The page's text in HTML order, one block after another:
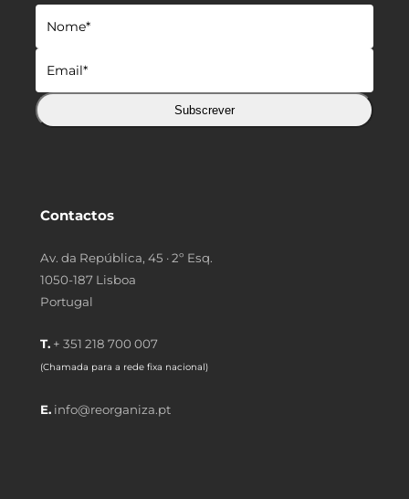
Subscrever
Contactos
Av. da República, 45 · 2º Esq.
1050-187 Lisboa
Portugal
T. + 351 218 700 007
(Chamada para a rede fixa nacional)
E. info@reorganiza.pt